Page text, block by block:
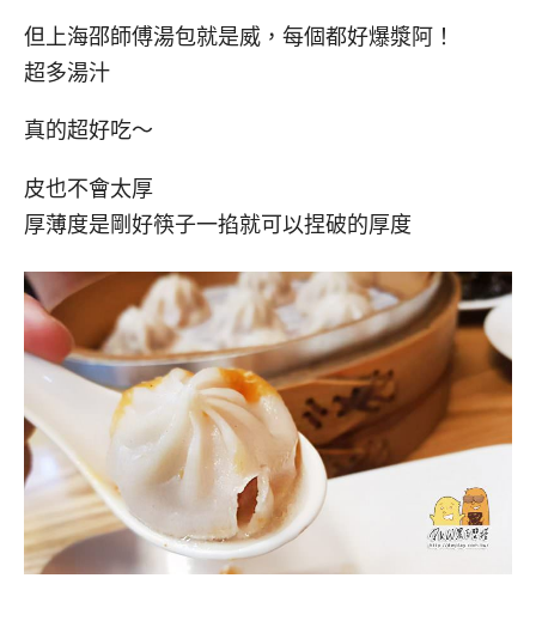
但上海邵師傅湯包就是威，每個都好爆漿阿！
超多湯汁
真的超好吃～
皮也不會太厚
厚薄度是剛好筷子一掐就可以捏破的厚度